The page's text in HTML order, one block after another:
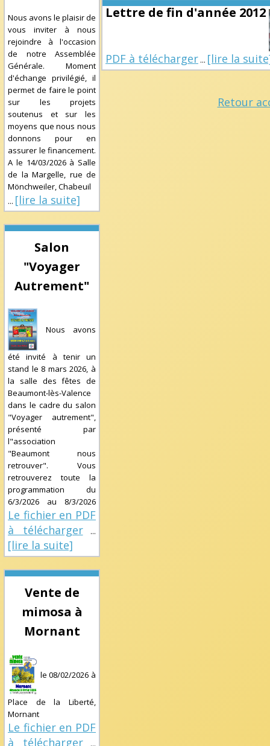
Nous avons le plaisir de
vous inviter à nous
rejoindre à l'occasion
de notre Assemblée
Générale. Moment
d'échange privilégié, il
permet de faire le point
sur les projets
soutenus et sur les
moyens que nous nous
donnons pour en
assurer le financement.
A le 14/03/2026à Salle
de la Margelle, rue de
Mönchweiler, Chabeuil
... [lire la suite]
Salon
"Voyager
Autrement"
Nous avons
été invité à tenir un
stand le 8 mars 2026, à
la salle des fêtes de
Beaumont-lès-Valence
dans le cadre du salon
"Voyager autrement",
présenté par
l"association
"Beaumont nous
retrouver". Vous
retrouverez toute la
programmation du
6/3/2026 au 8/3/2026
Le fichier en PDF
à télécharger...
[lire la suite]
Vente de
mimosa à
Mornant
le08/02/2026 à
Place de la Liberté,
Mornant
Le fichier en PDF
à télécharger...
Lettre de fin d'année 2012
PDF à télécharger ... [lire la
Retour